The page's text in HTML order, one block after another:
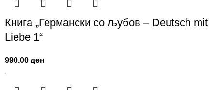
Книга „Германски со љубов – Deutsch mit
Liebe 1“
990.00ден